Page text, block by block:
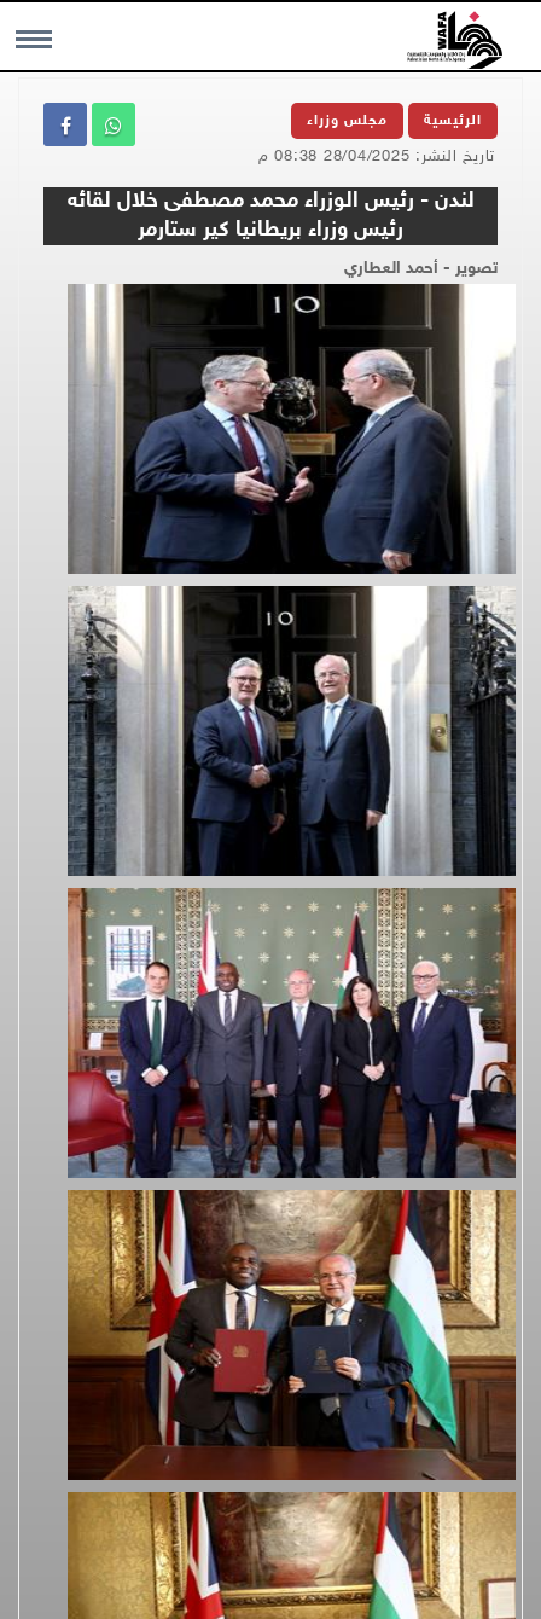
MENU الرئيسية مجلس وزراء
تاريخ النشر: 28/04/2025 08:38 م
لندن - رئيس الوزراء محمد مصطفى خلال لقائه
رئيس وزراء بريطانيا كير ستارمر
تصوير - أحمد العطاري